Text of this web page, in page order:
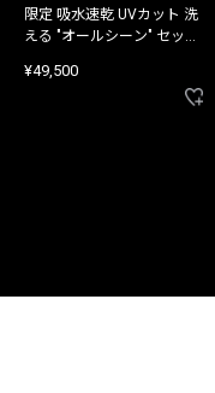
限定 吸水速乾 UVカット 洗
える "オールシーン" セット
¥49,500